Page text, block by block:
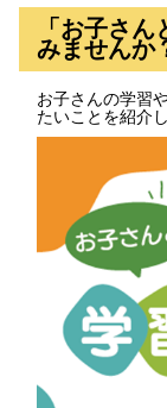
「お子さ
みませんか
お子さんの学習
たいことを紹介